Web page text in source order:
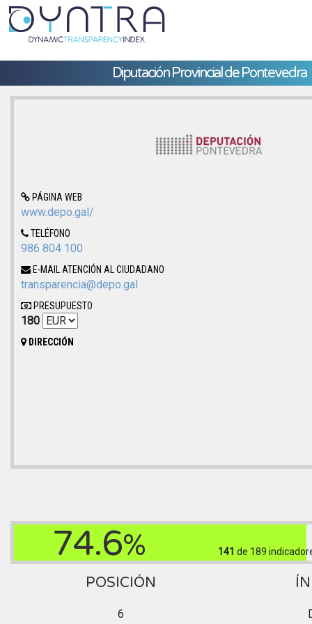
Diputación Provincial de Pontevedra
PÁGINA WEB
www.depo.gal/
TELÉFONO
986 804 100
E-MAIL ATENCIÓN AL CIUDADANO
transparencia@depo.gal
PRESUPUESTO
180
DIRECCIÓN
74.6% 141 de 189
POSICIÓN
6